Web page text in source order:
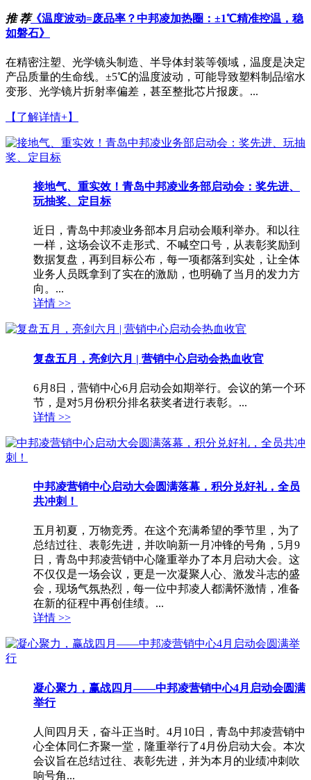
推 荐《温度波动=废品率？中邦凌加热圈：±1℃精准控温，稳
如磐石》
在精密注塑、光学镜头制造、半导体封装等领域，温度是决定
产品质量的生命线。±5℃的温度波动，可能导致塑料制品缩水
变形、光学镜片折射率偏差，甚至整批芯片报废。...
【了解详情+】
接地气、重实效！青岛中邦凌业务部启动会：奖先进、
玩抽奖、定目标
近日，青岛中邦凌业务部本月启动会顺利举办。和以往
一样，这场会议不走形式、不喊空口号，从表彰奖励到
数据复盘，再到目标公布，每一项都落到实处，让全体
业务人员既拿到了实在的激励，也明确了当月的发力方
向。...
详情 >>
复盘五月，亮剑六月 | 营销中心启动会热血收官
6月8日，营销中心6月启动会如期举行。会议的第一个环
节，是对5月份积分排名获奖者进行表彰。...
详情 >>
中邦凌营销中心启动大会圆满落幕，积分兑好礼，全员
共冲刺！
五月初夏，万物竞秀。在这个充满希望的季节里，为了
总结过往、表彰先进，并吹响新一月冲锋的号角，5月9
日，青岛中邦凌营销中心隆重举办了本月启动大会。这
不仅仅是一场会议，更是一次凝聚人心、激发斗志的盛
会，现场气氛热烈，每一位中邦凌人都满怀激情，准备
在新的征程中再创佳绩。...
详情 >>
凝心聚力，赢战四月——中邦凌营销中心4月启动会圆满
举行
人间四月天，奋斗正当时。4月10日，青岛中邦凌营销中
心全体同仁齐聚一堂，隆重举行了4月份启动大会。本次
会议旨在总结过往、表彰先进，并为本月的业绩冲刺吹
响号角...